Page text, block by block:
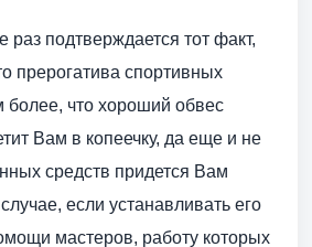
раз подтверждается тот факт,
прерогатива спортивных
более, что хороший обвес
Вам в копеечку, да еще и не
средств придется Вам
если устанавливать его
мастеров, работу которых